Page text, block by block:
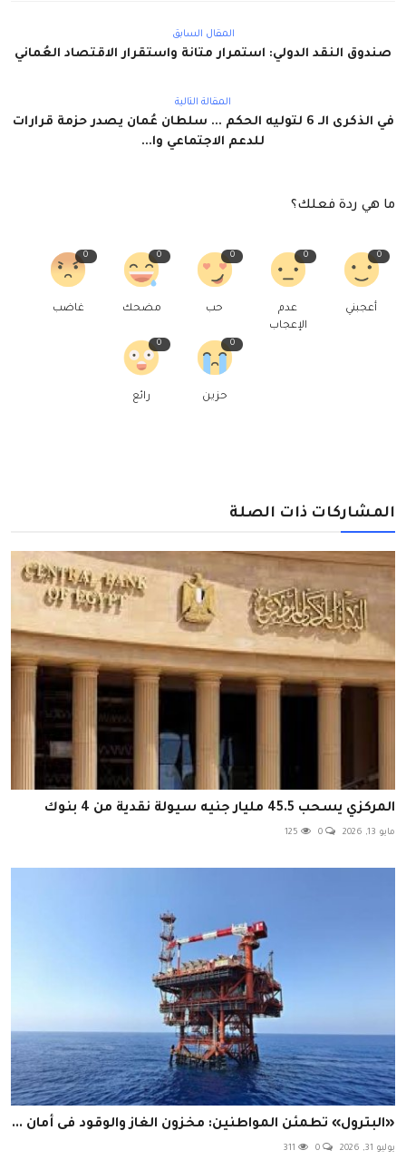
المقال السابق
صندوق النقد الدولي: استمرار متانة واستقرار الاقتصاد العُماني
المقالة التالية
في الذكرى الـ 6 لتوليه الحكم ... سلطان عُمان يصدر حزمة قرارات
للدعم الاجتماعي وا...
ما هي ردة فعلك؟
0
أعجبني
0
عدم
الإعجاب
0
حب
0
مضحك
0
غاضب
0
حزين
0
رائع
المشاركات ذات الصلة
المركزي يسحب 45.5 مليار جنيه سيولة نقدية من 4 بنوك
مايو 13, 2026
«البترول» تطمئن المواطنين: مخزون الغاز والوقود فى أمان ...
يوليو 31, 2026